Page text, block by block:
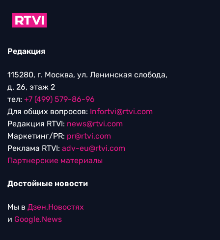
Редакция
115280, г. Москва, ул. Ленинская слобода,
д. 26, этаж 2
тел: +7 (499) 579-86-96
Для общих вопросов: Infortvi@rtvi.com
Редакция RTVI: news@rtvi.com
Маркетинг/PR: pr@rtvi.com
Реклама RTVI: adv-eu@rtvi.com
Партнерские материалы
Достойные новости
Мы в Дзен.Новостях
и Google.News